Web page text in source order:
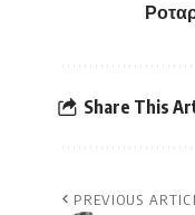
Share This
PREVIOUS